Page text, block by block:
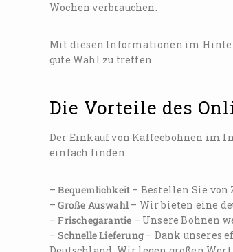
Wochen verbrauchen.
Mit diesen Informationen im
gute Wahl zu treffen.
Die Vorteile des
Der Einkauf von Kaffeebohnen im
einfach finden.
–Bequemlichkeit – Bestellen Sie von
–Große Auswahl – Wir bieten eine
–Frischegarantie – Unsere Bohnen
–Schnelle Lieferung – Dank unseres